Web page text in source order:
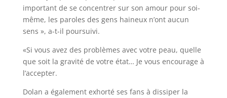
important de se concentrer sur son amour pour soi-
même, les paroles des gens haineux n’ont aucun
sens », a-t-il poursuivi.
«Si vous avez des problèmes avec votre peau, quelle
que soit la gravité de votre état… Je vous encourage à
l’accepter.
Dolan a également exhorté ses fans à dissiper la